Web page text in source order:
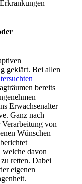
geklärt. Bei allen
bereits
Erwachsenalter
Ganz nach
von
Wünschen
welche davon
retten. Dabei
eigenen